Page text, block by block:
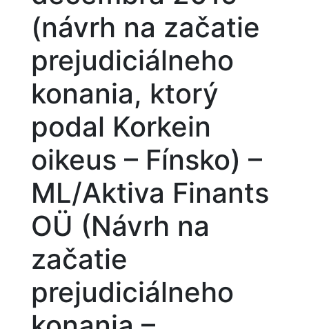
(návrh na začatie
prejudiciálneho
konania, ktorý
podal Korkein
oikeus – Fínsko) –
ML/Aktiva Finants
OÜ (Návrh na
začatie
prejudiciálneho